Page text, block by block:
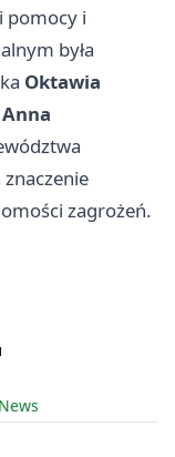
pomocy i
była
Oktawia
Anna
zagrożeń.